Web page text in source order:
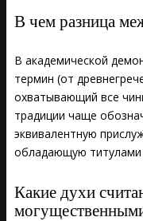
В чем разница
В академической
термин (от
охватывающий все
традиции чаще
эквивалентную
обладающую
Какие духи